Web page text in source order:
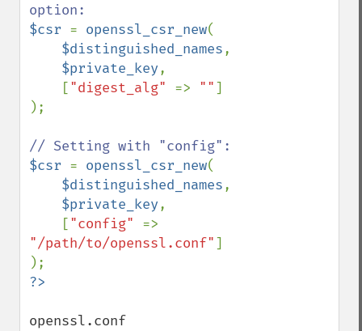
$csr = openssl_csr_new(
$distinguished_names,
$private_key,
    [
"digest_alg" => ""]
);
$csr = openssl_csr_new(
$distinguished_names,
$private_key,
    [
"config"
"/path/to/openssl.conf"]
openssl.conf